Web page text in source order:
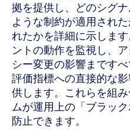
拠を提供し、どのシグ
ような制約が適用され
れたかを詳細に示しま
ントの動作を監視し、
シー変更の影響まです
評価指標への直接的な
供します。これらを組
ムが運用上の「ブラッ
防止できます。